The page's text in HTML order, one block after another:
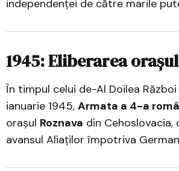
independenței de către marile
1945: Eliberarea
În timpul celui de-Al Doilea
ianuarie 1945, Armata a 4-a
orașul Roznava din
avansul Aliaților împotriva